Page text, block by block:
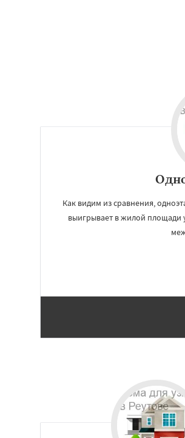
Как видим из сравнения,
выигрывает в жилой площади